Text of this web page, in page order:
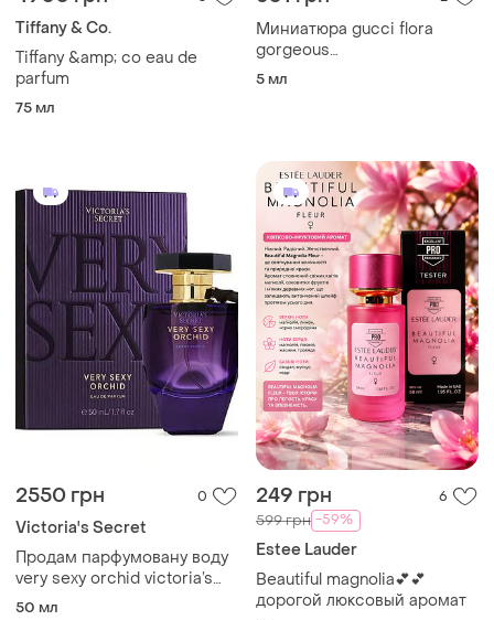
Tiffany & Co.
Tiffany &amp; co eau de
parfum
75 мл
Миниатюра gucci flora
gorgeous
magnolia.оригинал.
5 мл
2550 грн 0
Victoria's Secret
Продам парфумовану воду
very sexy orchid victoria’s
secret (50мл)
50 мл
249 грн 6
599 грн -59%
Estee Lauder
Beautiful magnolia💕💕
дорогой люксовый аромат